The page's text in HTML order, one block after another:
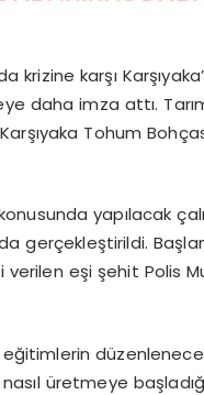
krizine karşı
daha imza attı.
Tohum
yapılacak
da gerçekleştirildi.
eşi şehit Polis
eğitimlerin
üretmeye